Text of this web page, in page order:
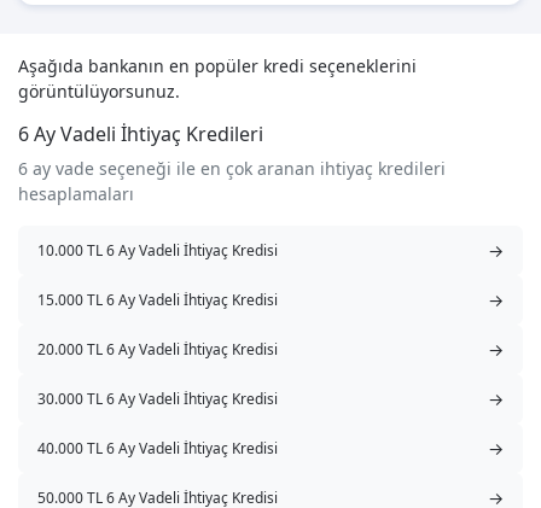
Aşağıda bankanın en popüler kredi seçeneklerini
görüntülüyorsunuz.
6 Ay Vadeli İhtiyaç Kredileri
6 ay vade seçeneği ile en çok aranan ihtiyaç kredileri
hesaplamaları
10.000 TL 6 Ay Vadeli İhtiyaç Kredisi →
15.000 TL 6 Ay Vadeli İhtiyaç Kredisi →
20.000 TL 6 Ay Vadeli İhtiyaç Kredisi →
30.000 TL 6 Ay Vadeli İhtiyaç Kredisi →
40.000 TL 6 Ay Vadeli İhtiyaç Kredisi →
50.000 TL 6 Ay Vadeli İhtiyaç Kredisi →